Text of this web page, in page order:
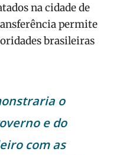
na cidade de
permite
brasileiras
o
e do
com as